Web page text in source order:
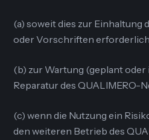
(a) soweit dies zur Einhaltung
oder Vorschriften
(b) zur Wartung (geplant
Reparatur des QUALIMERO-
(c) wenn die Nutzung ein
den weiteren Betrieb des